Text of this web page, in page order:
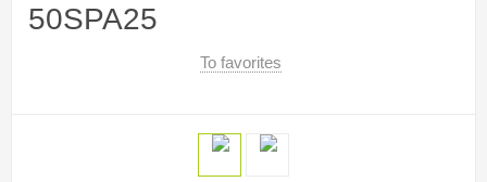
50SPA25
To favorites